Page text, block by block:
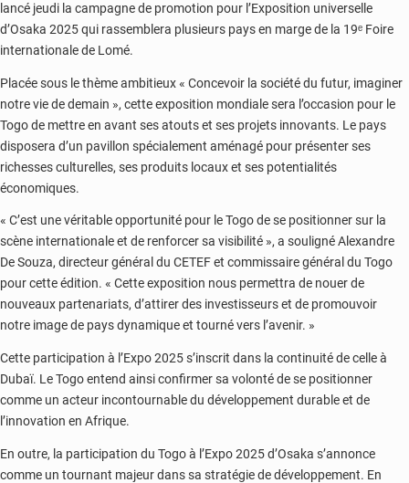
lancé jeudi la campagne de promotion pour l’Exposition universelle
d’Osaka 2025 qui rassemblera plusieurs pays en marge de la 19ᵉ Foire
internationale de Lomé.
Placée sous le thème ambitieux « Concevoir la société du futur, imaginer
notre vie de demain », cette exposition mondiale sera l’occasion pour le
Togo de mettre en avant ses atouts et ses projets innovants. Le pays
disposera d’un pavillon spécialement aménagé pour présenter ses
richesses culturelles, ses produits locaux et ses potentialités
économiques.
« C’est une véritable opportunité pour le Togo de se positionner sur la
scène internationale et de renforcer sa visibilité », a souligné Alexandre
De Souza, directeur général du CETEF et commissaire général du Togo
pour cette édition. « Cette exposition nous permettra de nouer de
nouveaux partenariats, d’attirer des investisseurs et de promouvoir
notre image de pays dynamique et tourné vers l’avenir. »
Cette participation à l’Expo 2025 s’inscrit dans la continuité de celle à
Dubaï. Le Togo entend ainsi confirmer sa volonté de se positionner
comme un acteur incontournable du développement durable et de
l’innovation en Afrique.
En outre, la participation du Togo à l’Expo 2025 d’Osaka s’annonce
comme un tournant majeur dans sa stratégie de développement. En